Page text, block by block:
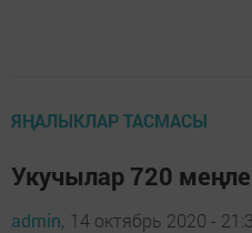
ЯҢАЛЫКЛАР ТАСМАСЫ
Укучылар 720
admin, 14 октябрь 2020 -